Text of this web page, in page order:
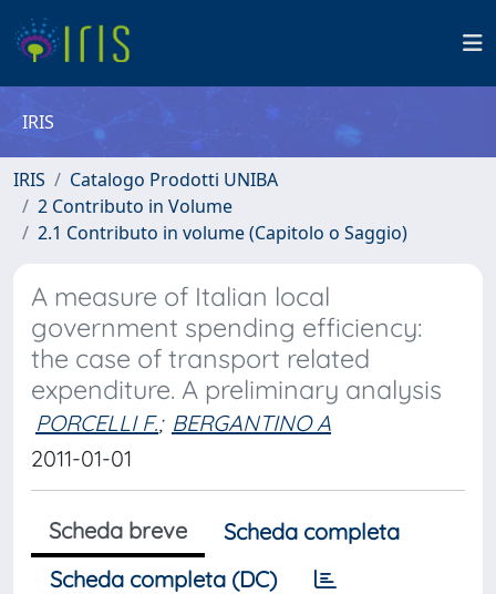
IRIS
IRIS
Catalogo Prodotti UNIBA
2 Contributo in Volume
2.1 Contributo in volume (Capitolo o Saggio)
A measure of Italian local
government spending efficiency:
the case of transport related
expenditure. A preliminary analysis
PORCELLI F.; BERGANTINO A
2011-01-01
Scheda breve
Scheda completa
Scheda completa (DC)